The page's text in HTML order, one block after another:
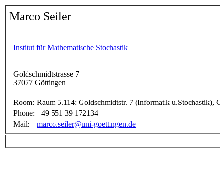
Marco Seiler
Institut für Mathematische Stochastik
Goldschmidtstrasse 7
37077 Göttingen
Room: Raum 5.114: Goldschmidtstr. 7 (Informatik u.Stochastik),
Phone: +49 551 39 172134
Mail:
marco.seiler@uni-goettingen.de